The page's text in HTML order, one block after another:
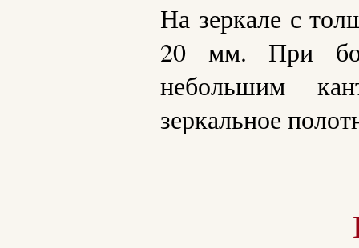
На зеркале с
20 мм. При
небольшим
зеркальное